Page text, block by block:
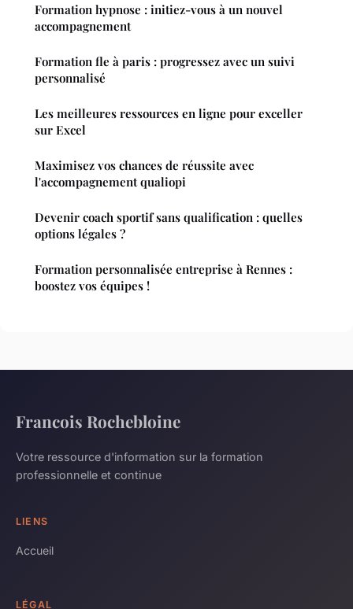
Formation hypnose : initiez-vous à un nouvel
accompagnement
Formation fle à paris : progressez avec un suivi
personnalisé
Les meilleures ressources en ligne pour exceller
sur Excel
Maximisez vos chances de réussite avec
l'accompagnement qualiopi
Devenir coach sportif sans qualification : quelles
options légales ?
Formation personnalisée entreprise à Rennes :
boostez vos équipes !
Francois Rochebloine
Votre ressource d'information sur la formation
professionnelle et continue
LIENS
Accueil
LÉGAL